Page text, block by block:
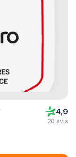
4,9
20 avis